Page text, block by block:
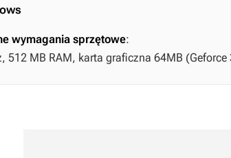
wymagania sprzętowe:
512 MB RAM, karta graficzna 64MB